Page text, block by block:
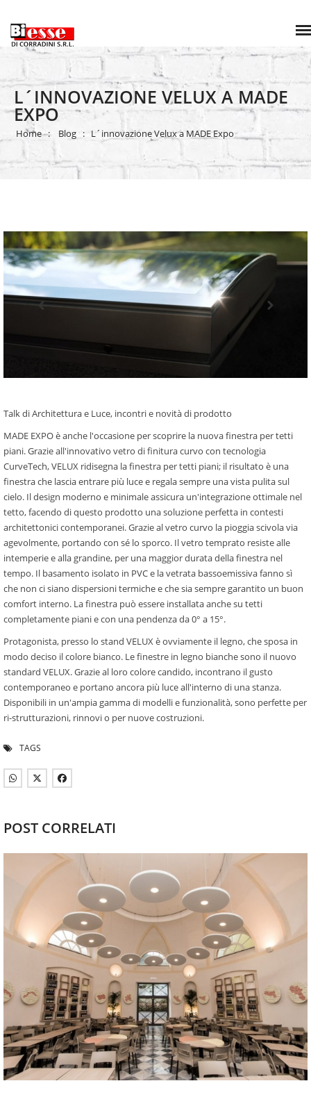
L´INNOVAZIONE VELUX A MADE
EXPO
Home Blog L´innovazione Velux a MADE Expo
Talk di Architettura e Luce, incontri e novità di prodotto
MADE EXPO è anche l'occasione per scoprire la nuova finestra per tetti
piani. Grazie all'innovativo vetro di finitura curvo con tecnologia
CurveTech, VELUX ridisegna la finestra per tetti piani; il risultato è una
finestra che lascia entrare più luce e regala sempre una vista pulita sul
cielo. Il design moderno e minimale assicura un'integrazione ottimale nel
tetto, facendo di questo prodotto una soluzione perfetta in contesti
architettonici contemporanei. Grazie al vetro curvo la pioggia scivola via
agevolmente, portando con sé lo sporco. Il vetro temprato resiste alle
intemperie e alla grandine, per una maggior durata della finestra nel
tempo. Il basamento isolato in PVC e la vetrata bassoemissiva fanno sì
che non ci siano dispersioni termiche e che sia sempre garantito un buon
comfort interno. La finestra può essere installata anche su tetti
completamente piani e con una pendenza da 0° a 15°.
Protagonista, presso lo stand VELUX è ovviamente il legno, che sposa in
modo deciso il colore bianco. Le finestre in legno bianche sono il nuovo
standard VELUX. Grazie al loro colore candido, incontrano il gusto
contemporaneo e portano ancora più luce all'interno di una stanza.
Disponibili in un'ampia gamma di modelli e funzionalità, sono perfette per
ri-strutturazioni, rinnovi o per nuove costruzioni.
TAGS
POST CORRELATI